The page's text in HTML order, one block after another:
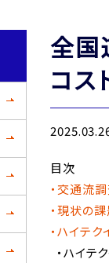
全国
コス
目次
・交通流
・現状の
・ハイテ
・ハイテ